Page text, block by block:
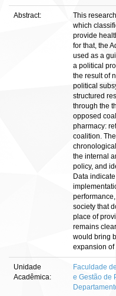
Abstract:
This
which
provide
for that, the
used as a
a political
the result of
political
structured
through the
opposed
pharmacy:
coalition.
the internal
policy, and
Data
society that
place of
remains
would bring
expansion of
Unidade
Acadêmica:
Faculdade
e Gestão de